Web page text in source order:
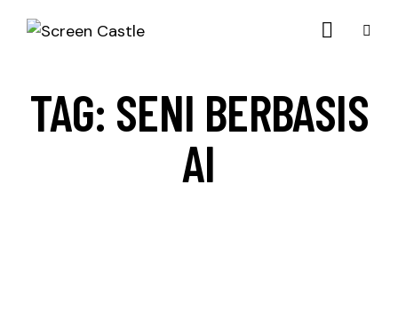
TAG: SENI BERBASIS
AI